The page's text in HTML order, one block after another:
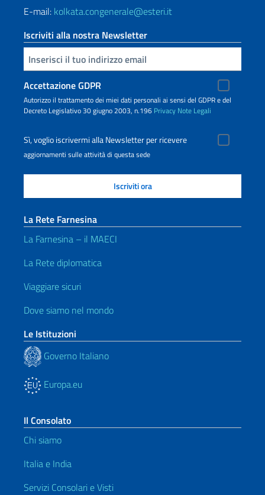
E-mail: kolkata.congenerale@esteri.it
Iscriviti alla nostra Newsletter
Inserisci la tua email
Accettazione GDPR
Autorizzo il trattamento dei miei dati personali ai sensi del GDPR e del
Decreto Legislativo 30 giugno 2003, n.196 Privacy Note Legali
Sì, voglio iscrivermi alla Newsletter per ricevere
aggiornamenti sulle attività di questa sede
La Rete Farnesina
La Farnesina – il MAECI
La Rete diplomatica
Viaggiare sicuri
Dove siamo nel mondo
Le Istituzioni
Governo Italiano
Europa.eu
Il Consolato
Chi siamo
Italia e India
Servizi Consolari e Visti